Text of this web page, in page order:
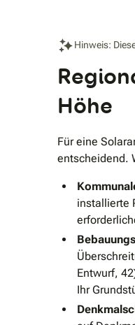
Hinweis:
Höhe
Für eine
entscheidend.
installierte
Entwurf,
Ihr